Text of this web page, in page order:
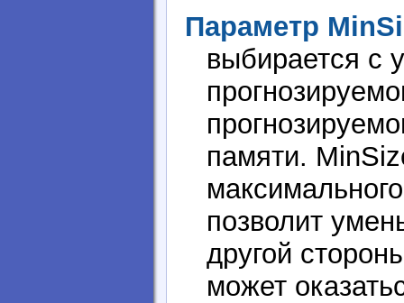
Параметр
выбирается с
памяти.
позволит
другой
может